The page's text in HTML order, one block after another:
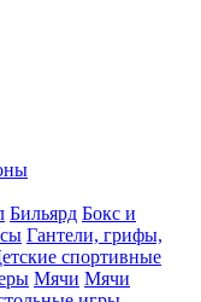
Бильярд Бокс и
Гантели, грифы,
спортивные
Мячи Мячи